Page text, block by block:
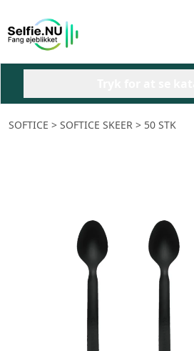
SOFTICE > SOFTICE SKEER > 50 STK